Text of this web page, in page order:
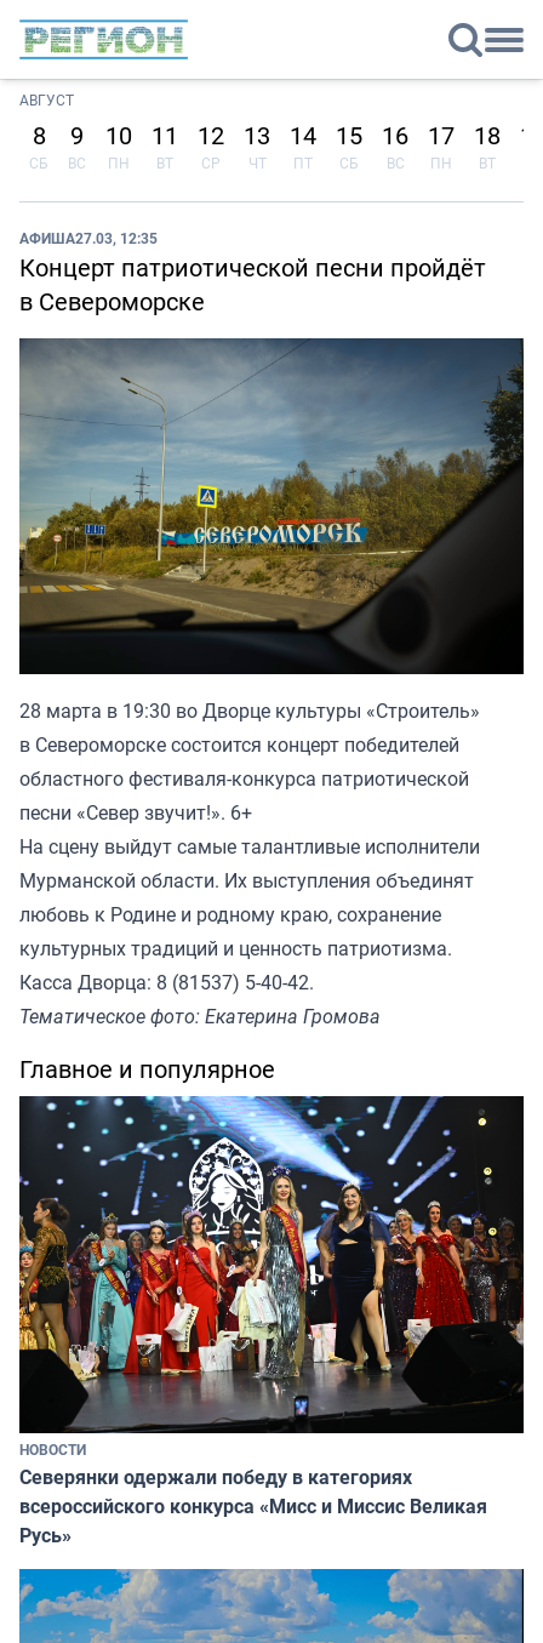
АВГУСТ
8
СБ
9
ВС
10
ПН
11
ВТ
12
СР
13
ЧТ
14
ПТ
15
СБ
16
ВС
17
ПН
18
ВТ
АФИША27.03, 12:35
Концерт патриотической песни пройдёт
в Североморске
28 марта в 19:30 во Дворце культуры «Строитель»
в Североморске состоится концерт победителей
областного фестиваля-конкурса патриотической
песни «Север звучит!». 6+
На сцену выйдут самые талантливые исполнители
Мурманской области. Их выступления объединят
любовь к Родине и родному краю, сохранение
культурных традиций и ценность патриотизма.
Касса Дворца: 8 (81537) 5-40-42.
Тематическое фото: Екатерина Громова
Главное и популярное
НОВОСТИ
Северянки одержали победу в категориях
всероссийского конкурса «Мисс и Миссис Великая
Русь»